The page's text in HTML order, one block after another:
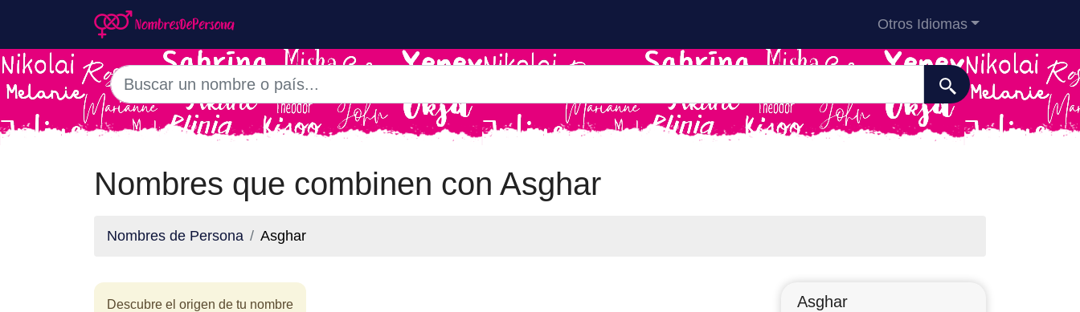
Otros Idiomas
Nombres que combinen con Asghar
Nombres de Persona Asghar
Descubre el origen de tu nombre Asghar